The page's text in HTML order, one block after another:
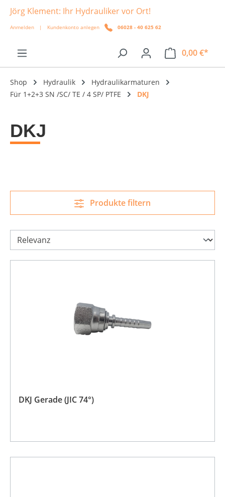
springen
Jörg Klement: Ihr Hydrauliker vor Ort!
Anmelden | Kundenkonto anlegen 06028 - 40 625 62
0,00 €*
Shop Hydraulik
Hydraulikarmaturen
Für 1+2+3 SN /SC/ TE / 4 SP/ PTFE
DKJ
DKJ
Produkte filtern
DKJ Gerade (JIC 74°)